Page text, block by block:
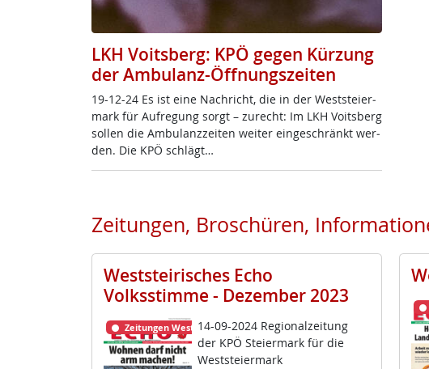
LKH Voitsberg: KPÖ gegen Kürzung
der Ambulanz-Öffnungszeiten
19-12-24 Es ist ei­ne Nach­richt, die in der West­s­tei­er­
mark für Auf­re­gung sorgt – zu­recht: Im LKH Voits­berg
sol­len die Am­bu­lanz­zei­ten wei­ter ein­ge­schränkt wer­
den. Die KPÖ schlägt…
Zeitungen, Broschüren,
Weststeirisches Echo
Volksstimme - Dezember 2023
Zeitungen Weststeiermark14-09-2024 Re­gio­nal­zei­tung
der KPÖ Stei­er­mark für die
West­s­tei­er­mark